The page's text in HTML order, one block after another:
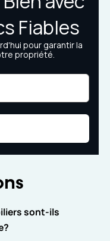
sont-ils